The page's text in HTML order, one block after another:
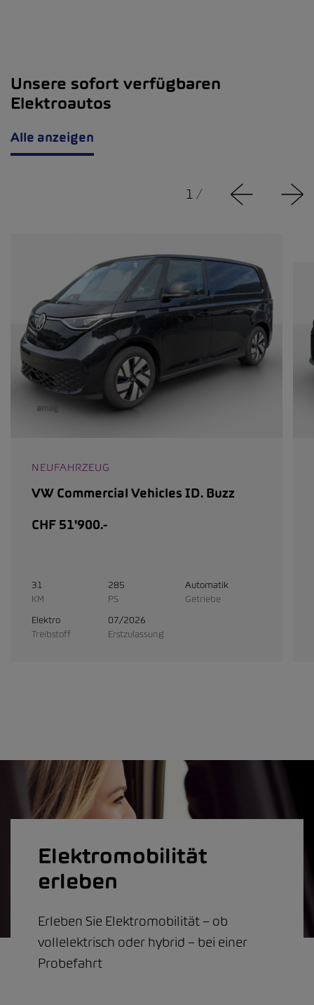
Unsere sofort verfügbaren
Elektroautos
Alle anzeigen
1 /
NEUFAHRZEUG
VW Commercial Vehicles ID. Buzz
CHF 51'900.-
31
KM
285
PS
Automatik
Getriebe
Elektro
Treibstoff
07/2026
Erstzulassung
Elektromobilität
erleben
Erleben Sie Elektromobilität – ob
vollelektrisch oder hybrid – bei einer
Probefahrt